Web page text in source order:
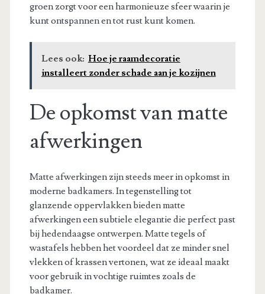
groen zorgt voor een harmonieuze sfeer waarin je
kunt ontspannen en tot rust kunt komen.
Lees ook: Hoe je raamdecoratie
installeert zonder schade aan je kozijnen
De opkomst van matte
afwerkingen
Matte afwerkingen zijn steeds meer in opkomst in
moderne badkamers. In tegenstelling tot
glanzende oppervlakken bieden matte
afwerkingen een subtiele elegantie die perfect past
bij hedendaagse ontwerpen. Matte tegels of
wastafels hebben het voordeel dat ze minder snel
vlekken of krassen vertonen, wat ze ideaal maakt
voor gebruik in vochtige ruimtes zoals de
badkamer.